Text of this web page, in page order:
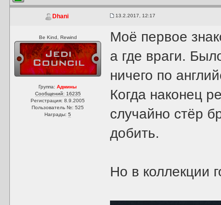
Dhani 13.2.2017, 12:17
Be Kind, Rewind
Группа:Админы
Сообщений: 16235
Регистрация: 8.9.2005
Пользователь №: 525
Награды:5
Моё первое
а где враги.
ничего по
Когда наконец
случайно стёр
добить.
Но в коллекции